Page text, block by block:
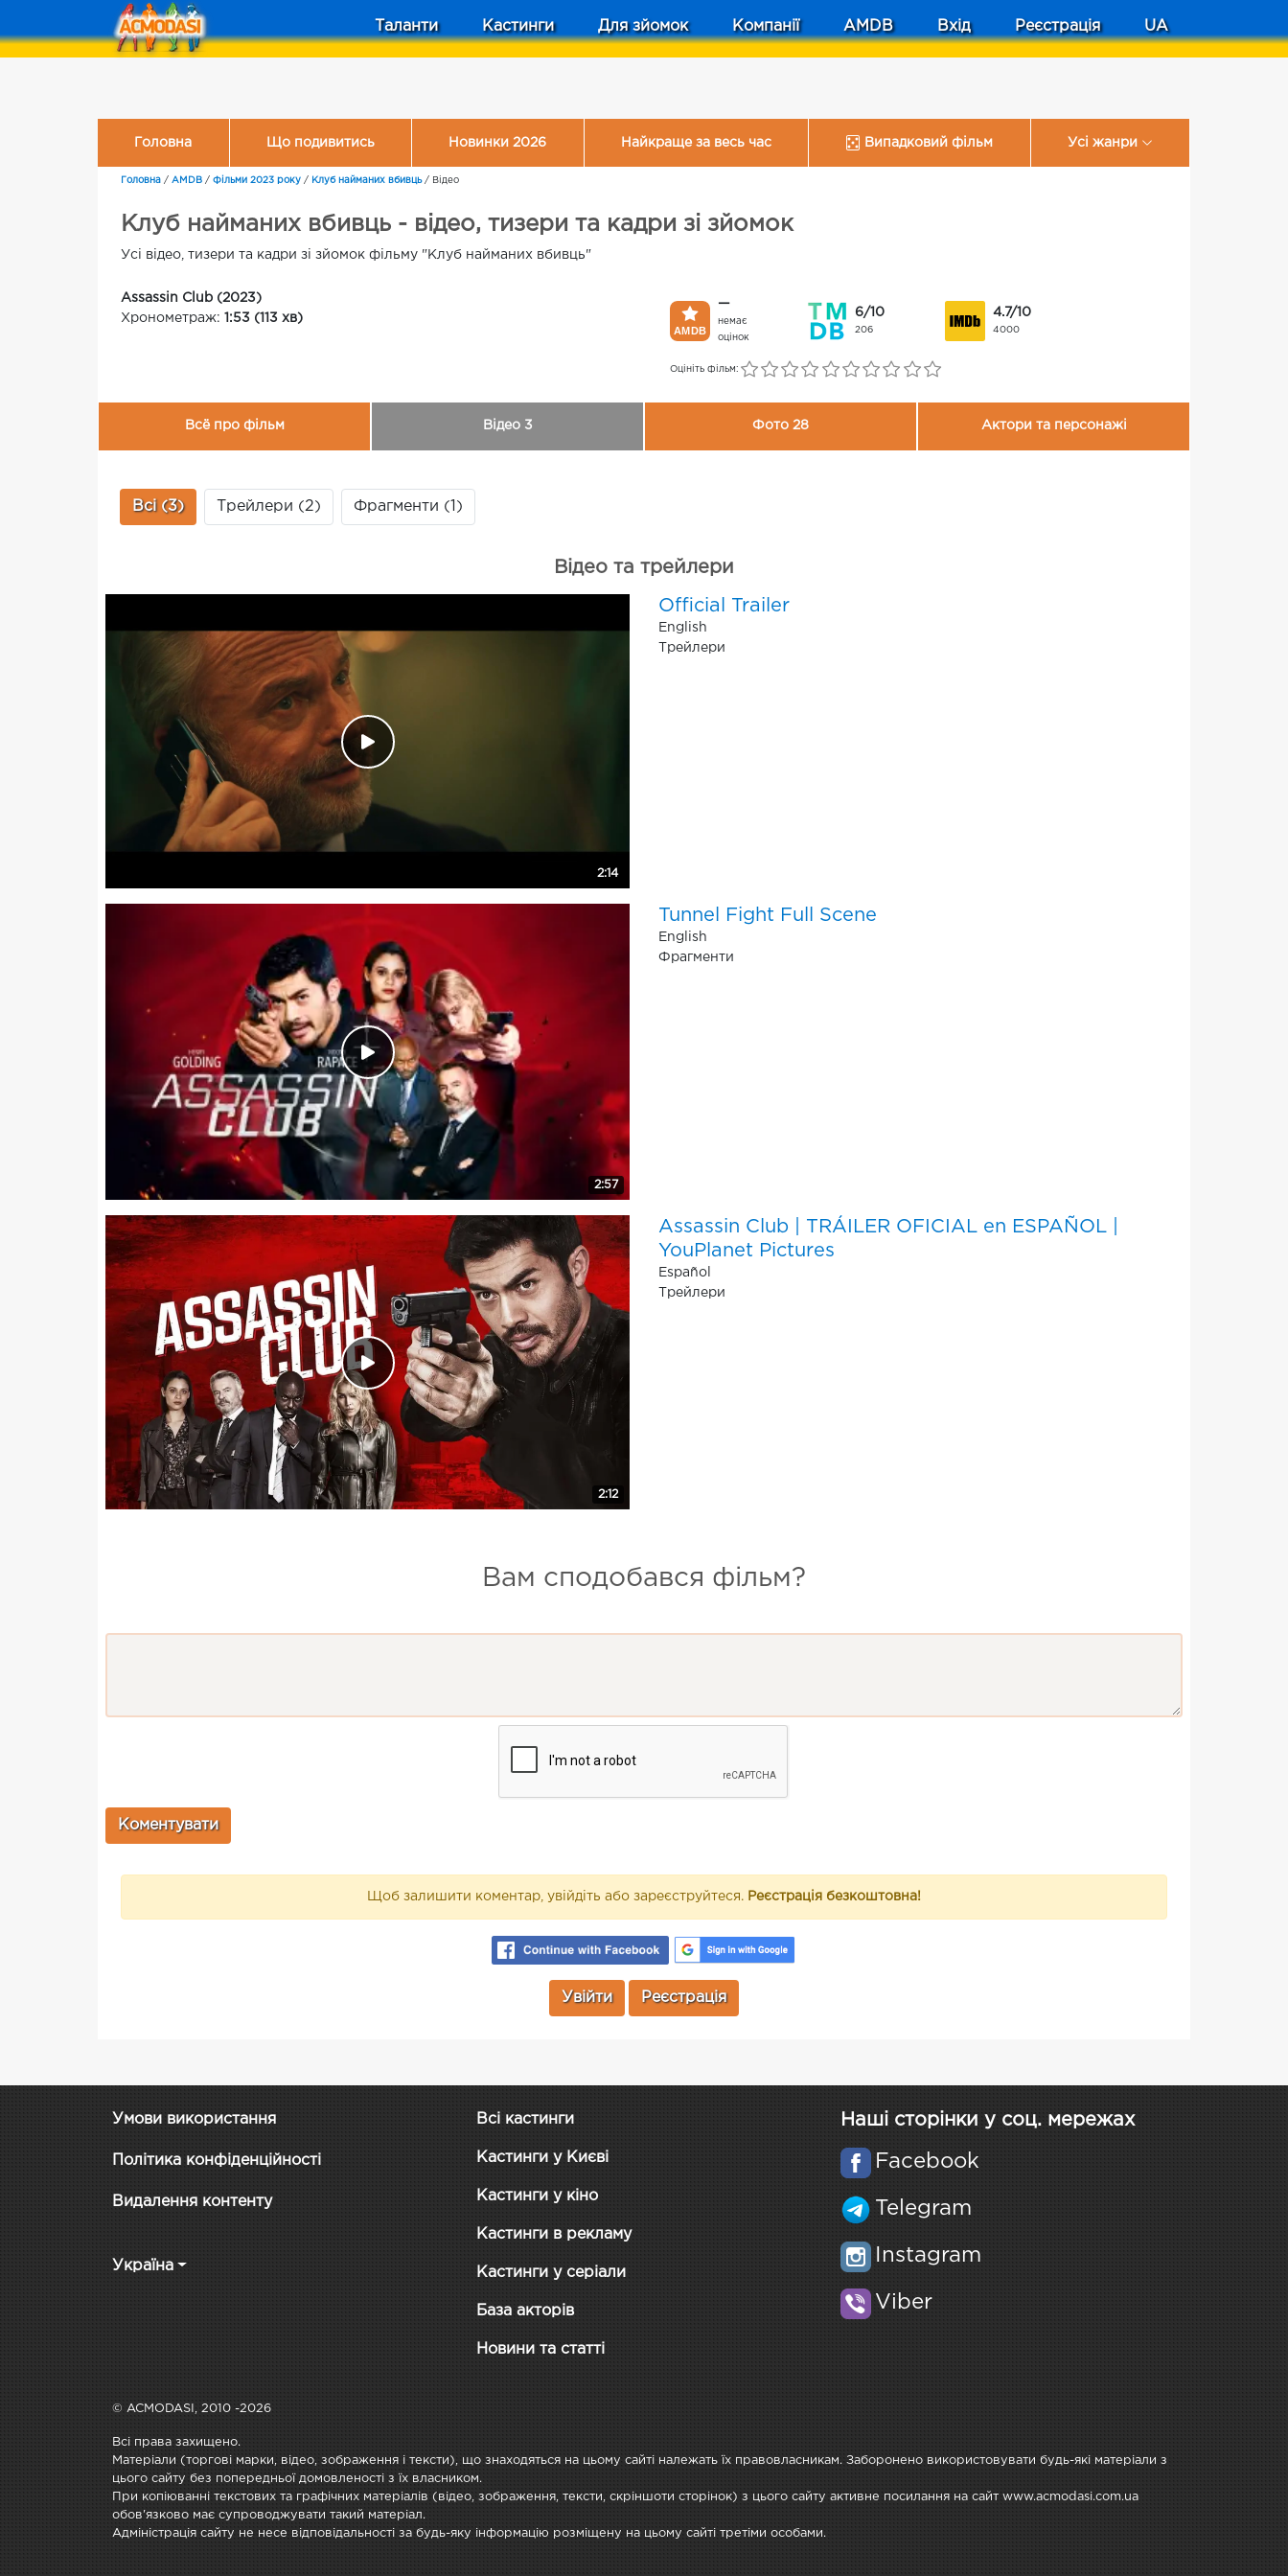
Таланти Кастинги Для зйомок Компанії AMDB Вхід Реєстрація UA
Головна Що подивитись Новинки 2026 Найкраще за весь час Випадковий фільм Усі жанри
Головна / AMDB / Фільми 2023 року / Клуб найманих вбивць/ Відео
Клуб найманих вбивць - відео, тизери та кадри зі зйомок
Усі відео, тизери та кадри зі зйомок фільму "Клуб найманих вбивць"
Assassin Club (2023)
Хронометраж: 1:53 (113 хв)
—
немає
оцінок
6/10
206
4.7/10
4000
Оцініть фільм:
Всё про фільм Відео 3 Фото 28 Актори та персонажі
Всі (3) Трейлери (2) Фрагменти (1)
Відео та трейлери
2:14
Official Trailer
English
Трейлери
2:57
Tunnel Fight Full Scene
English
Фрагменти
2:12
Assassin Club | TRÁILER OFICIAL en ESPAÑOL |
YouPlanet Pictures
Español
Трейлери
Вам сподобався фільм?
Щоб залишити коментар, увійдіть або зареєструйтеся. Реєстрація безкоштовна!
Увійти Реєстрація
Умови використання
Політика конфіденційності
Видалення контенту
Україна
Всі кастинги
Кастинги у Києві
Кастинги у кіно
Кастинги в рекламу
Кастинги у серіали
База акторів
Новини та статті
Наші сторінки у соц. мережах
Facebook
Telegram
Instagram
Viber
© ACMODASI, 2010 -2026
Всі права захищено.
Матеріали (торгові марки, відео, зображення і тексти), що знаходяться на цьому сайті належать їх правовласникам. Заборонено використовувати будь-які матеріали з
цього сайту без попередньої домовленості з їх власником.
При копіюванні текстових та графічних матеріалів (відео, зображення, тексти, скріншоти сторінок) з цього сайту активне посилання на сайт www.acmodasi.com.ua
обов'язково має супроводжувати такий матеріал.
Адміністрація сайту не несе відповідальності за будь-яку інформацію розміщену на цьому сайті третіми особами.